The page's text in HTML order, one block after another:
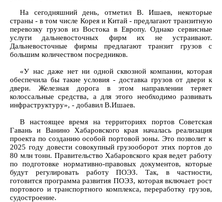
На сегодняшний день, отметил В. Ишаев, некоторые
страны - в том числе Корея и Китай - предлагают транзитную
перевозку грузов из Востока в Европу. Однако сервисные
услуги дальневосточных фирм их не устраивают.
Дальневосточные фирмы предлагают транзит грузов с
большим количеством посредников.
«У нас даже нет ни одной сквозной компании, которая
обеспечила бы такие условия - доставка грузов от двери к
двери. Железная дорога в этом направлении теряет
колоссальные средства, а для этого необходимо развивать
инфраструктуру», - добавил В.Ишаев.
В настоящее время на территориях портов Советская
Гавань и Ванино Хабаровского края началась реализация
проекта по созданию особой портовой зоны. Это позволит к
2025 году довести совокупный грузооборот этих портов до
80 млн тонн. Правительство Хабаровского края ведет работу
по подготовке нормативно-правовых документов, которые
будут регулировать работу ПОЭЗ. Так, в частности,
готовится программа развития ПОЭЗ, которая включает рост
портового и транспортного комплекса, переработку грузов,
судостроение.